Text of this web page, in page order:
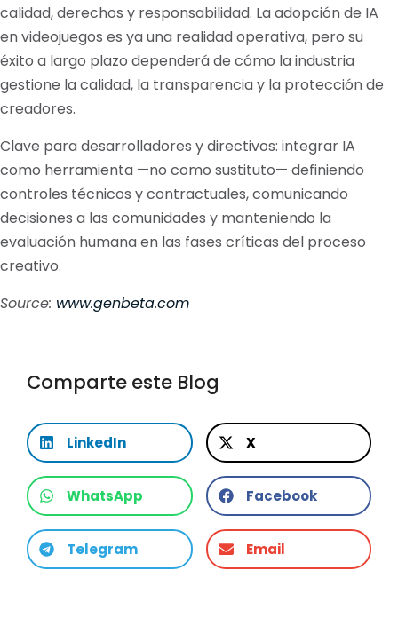
calidad, derechos y responsabilidad. La adopción de IA
en videojuegos es ya una realidad operativa, pero su
éxito a largo plazo dependerá de cómo la industria
gestione la calidad, la transparencia y la protección de
creadores.
Clave para desarrolladores y directivos: integrar IA
como herramienta —no como sustituto— definiendo
controles técnicos y contractuales, comunicando
decisiones a las comunidades y manteniendo la
evaluación humana en las fases críticas del proceso
creativo.
Source: www.genbeta.com
Comparte este Blog
LinkedIn X
WhatsApp Facebook
Telegram Email